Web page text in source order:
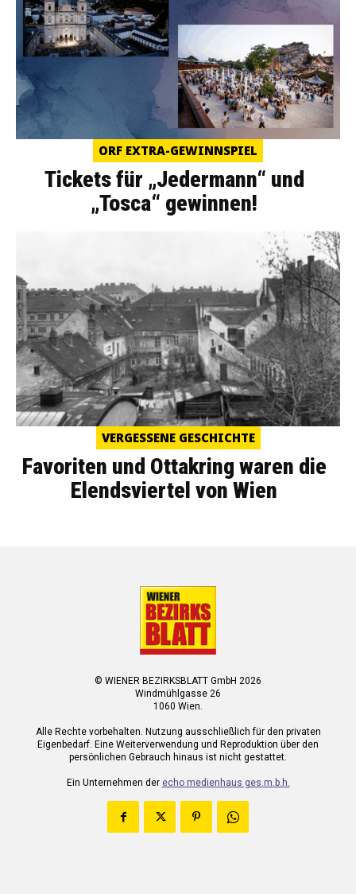
ORF EXTRA-GEWINNSPIEL
Tickets für „Jedermann“ und
„Tosca“ gewinnen!
VERGESSENE GESCHICHTE
Favoriten und Ottakring waren die
Elendsviertel von Wien
© WIENER BEZIRKSBLATT GmbH 2026
Windmühlgasse 26
1060 Wien.
Alle Rechte vorbehalten. Nutzung ausschließlich für den privaten
Eigenbedarf. Eine Weiterverwendung und Reproduktion über den
persönlichen Gebrauch hinaus ist nicht gestattet.
Ein Unternehmen der echo medienhaus ges.m.b.h.